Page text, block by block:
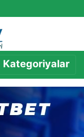
Kategoriyalar